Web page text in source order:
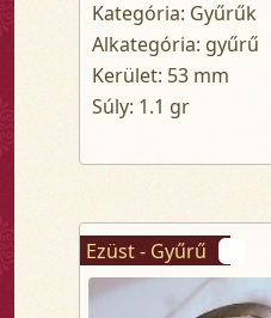
Kategória: Gyűrűk
Alkategória: gyűrű
Kerület: 53 mm
Súly: 1.1 gr
Ezüst - Gyűrű